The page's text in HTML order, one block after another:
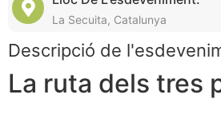
La Secuita, Catalunya
Descripció de
La ruta dels tres